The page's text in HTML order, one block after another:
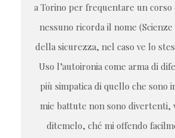
a Torino per frequentare un corso
nessuno ricorda il nome
della sicurezza, nel caso ve lo
Uso l’autoironia come arma di
più simpatica di quello che sono
mie battute non sono divertenti,
ditemelo, ché mi offendo